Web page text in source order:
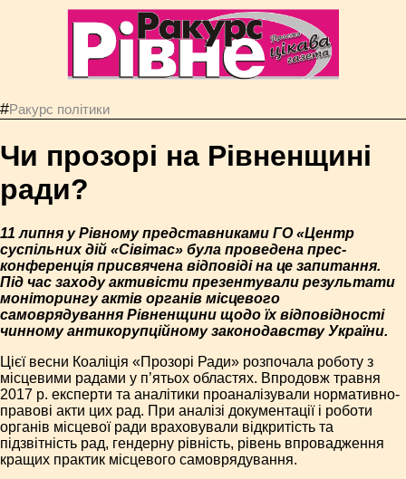
#Ракурс політики
Чи прозорі на Рівненщині
ради?
11 липня у Рівному представниками ГО «Центр
суспільних дій «Сівітас» була проведена прес-
конференція присвячена відповіді на це запитання.
Під час заходу активісти презентували результати
моніторингу актів органів місцевого
самоврядування Рівненщини щодо їх відповідності
чинному антикорупційному законодавству України.
Цієї весни Коаліція «Прозорі Ради» розпочала роботу з
місцевими радами у п’ятьох областях. Впродовж травня
2017 р. експерти та аналітики проаналізували нормативно-
правові акти цих рад. При аналізі документації і роботи
органів місцевої ради враховували відкритість та
підзвітність рад, гендерну рівність, рівень впровадження
кращих практик місцевого самоврядування.